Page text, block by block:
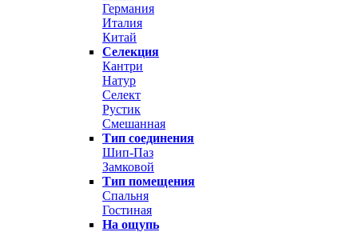
Германия
Италия
Китай
Селекция
Кантри
Натур
Селект
Рустик
Смешанная
Тип соединения
Шип-Паз
Замковой
Тип помещения
Спальня
Гостиная
На ощупь